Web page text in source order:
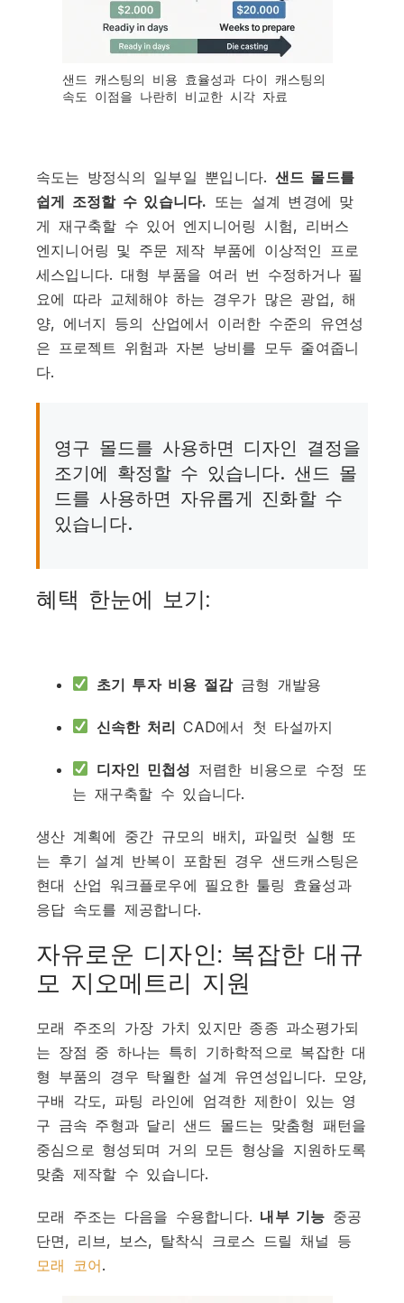
샌드 캐스팅의 비용 효율성과 다이 캐스팅의
속도 이점을 나란히 비교한 시각 자료
속도는 방정식의 일부일 뿐입니다. 샌드 몰드를
쉽게 조정할 수 있습니다. 또는 설계 변경에 맞
게 재구축할 수 있어 엔지니어링 시험, 리버스
엔지니어링 및 주문 제작 부품에 이상적인 프로
세스입니다. 대형 부품을 여러 번 수정하거나 필
요에 따라 교체해야 하는 경우가 많은 광업, 해
양, 에너지 등의 산업에서 이러한 수준의 유연성
은 프로젝트 위험과 자본 낭비를 모두 줄여줍니
다.
영구 몰드를 사용하면 디자인 결정을
조기에 확정할 수 있습니다. 샌드 몰
드를 사용하면 자유롭게 진화할 수
있습니다.
혜택 한눈에 보기:
초기 투자 비용 절감금형 개발용
신속한 처리 CAD에서 첫 타설까지
디자인 민첩성 저렴한 비용으로 수정 또
는 재구축할 수 있습니다.
생산 계획에 중간 규모의 배치, 파일럿 실행 또
는 후기 설계 반복이 포함된 경우 샌드캐스팅은
현대 산업 워크플로우에 필요한 툴링 효율성과
응답 속도를 제공합니다.
자유로운 디자인: 복잡한 대규
모 지오메트리 지원
모래 주조의 가장 가치 있지만 종종 과소평가되
는 장점 중 하나는 특히 기하학적으로 복잡한 대
형 부품의 경우 탁월한 설계 유연성입니다. 모양,
구배 각도, 파팅 라인에 엄격한 제한이 있는 영
구 금속 주형과 달리 샌드 몰드는 맞춤형 패턴을
중심으로 형성되며 거의 모든 형상을 지원하도록
맞춤 제작할 수 있습니다.
모래 주조는 다음을 수용합니다. 내부 기능 중공
단면, 리브, 보스, 탈착식 크로스 드릴 채널 등
모래 코어.